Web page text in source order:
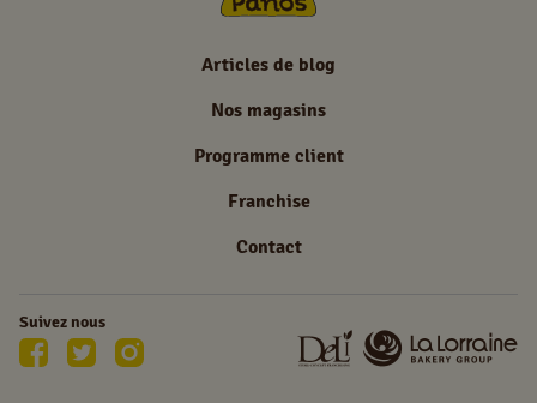
Suivez nous
Articles de blog
Nos magasins
Programme client
Franchise
Contact